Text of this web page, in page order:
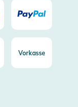
Vorkasse